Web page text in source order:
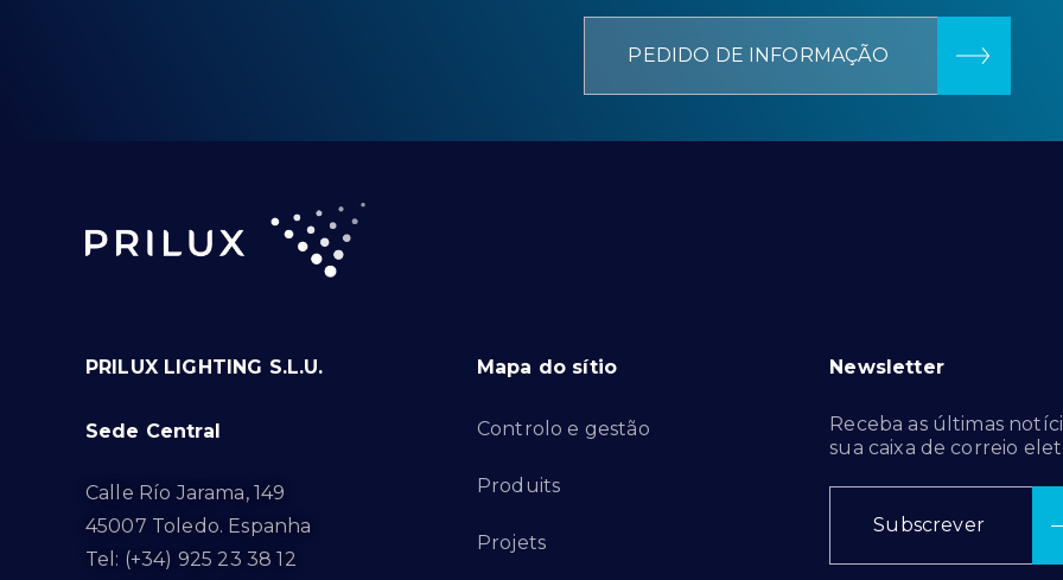
PEDIDO DE INFORMAÇÃO
PRILUX LIGHTING S.L.U.
Sede Central
Calle Río Jarama, 149
45007 Toledo. Espanha
Tel: (+34) 925 23 38 12
Mapa do sítio
Controlo e gestão
Produits
Projets
Newsletter
Receba as últimas
sua caixa de correio
Subscrever